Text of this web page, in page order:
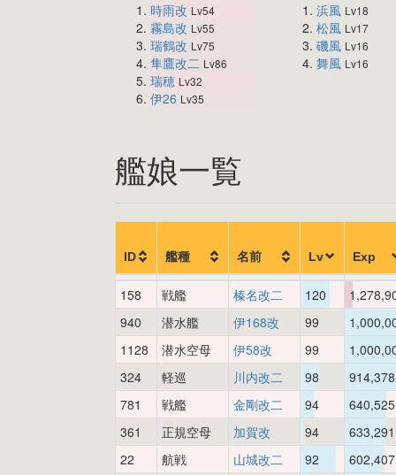
時雨改 Lv54
霧島改 Lv55
瑞鶴改 Lv75
隼鷹改二 Lv86
瑞穂 Lv32
伊26 Lv35
浜風 Lv18
松風 Lv17
磯風 Lv16
舞風 Lv16
艦娘一覧
ID 艦種 名前 Lv Exp
158 戦艦 榛名改二 120
940
潜水艦 伊168改 99
1128
潜水空母 伊58改 99
324
軽巡 川内改二 98
914,378
781
戦艦 金剛改二 94
640,525
361
正規空母 加賀改 94
633,291
22
航戦 山城改二 92
602,407